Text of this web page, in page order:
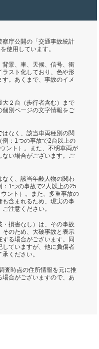
察庁公開の「交通事故統計
使用しています。
背景、車、天候、信号、衝
ラスト化しており、色や形
。あくまで、事故のイメ
大２台（歩行者含む）まで
個別ページの文字情報をご
はなく、該当車両種別の関
：1つの事故で2台以上の
ント）。また、不明車両が
い場合がございます。ご
なく、該当年齢人物の関わ
：1つの事故で2人以上の25
ント）。また、多重事故の
含まれるため、現実の事
注意ください。
・損害なし）は、その事故
そのため、大破事故と表示
る場合がございます。同
ていますが、他に負傷者
ください。
査時点の住所情報を元に推
合がございますので、あ